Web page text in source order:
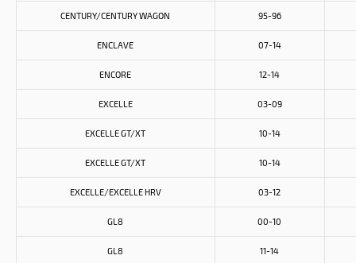
CENTURY/CENTURY WAGON 95-96
ENCLAVE 07-14
ENCORE 12-14
EXCELLE 03-09
EXCELLE GT/XT 10-14
EXCELLE GT/XT 10-14
EXCELLE/EXCELLE HRV 03-12
GL8 00-10
GL8 11-14